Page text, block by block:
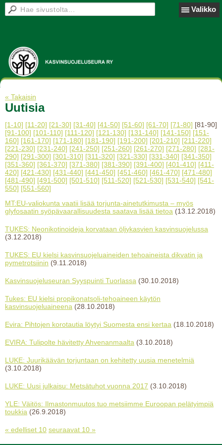
Valikko
« Takaisin
Uutisia
[1-10] [11-20] [21-30] [31-40] [41-50] [51-60] [61-70] [71-80] [81-90]
[91-100] [101-110] [111-120] [121-130] [131-140] [141-150] [151-
160] [161-170] [171-180] [181-190] [191-200] [201-210] [211-220]
[221-230] [231-240] [241-250] [251-260] [261-270] [271-280] [281-
290] [291-300] [301-310] [311-320] [321-330] [331-340] [341-350]
[351-360] [361-370] [371-380] [381-390] [391-400] [401-410] [411-
420] [421-430] [431-440] [441-450] [451-460] [461-470] [471-480]
[481-490] [491-500] [501-510] [511-520] [521-530] [531-540] [541-
550] [551-560]
MT:EU-valiokunta vaatii lisää torjunta-ainetutkimusta – myös
glyfosaatin syöpävaarallisuudesta saatava lisää tietoa (13.12.2018)
TUKES: Neonikotinoideja korvataan öljykasvien kasvinsuojelussa
(3.12.2018)
TUKES: EU kielsi kasvinsuojeluaineiden tehoaineista dikvatin ja
pymetrotsiinin (9.11.2018)
Kasvinsuojeluseuran Syyspuinti Tuorlassa (30.10.2018)
Tukes: EU kielsi propikonatsoli-tehoaineen käytön
kasvinsuojeluaineena (28.10.2018)
Evira: Pihtojen korotautia löytyi Suomesta ensi kertaa (18.10.2018)
EVIRA: Tulipolte hävitetty Ahvenanmaalta (3.10.2018)
LUKE: Juurikäävän torjuntaan on kehitetty uusia menetelmiä
(3.10.2018)
LUKE: Uusi julkaisu: Metsätuhot vuonna 2017 (3.10.2018)
YLE: Väitös: Ilmastonmuutos tuo metsiimme Euroopan pelätyimpiä
toukkia (26.9.2018)
« edelliset 10 seuraavat 10 »